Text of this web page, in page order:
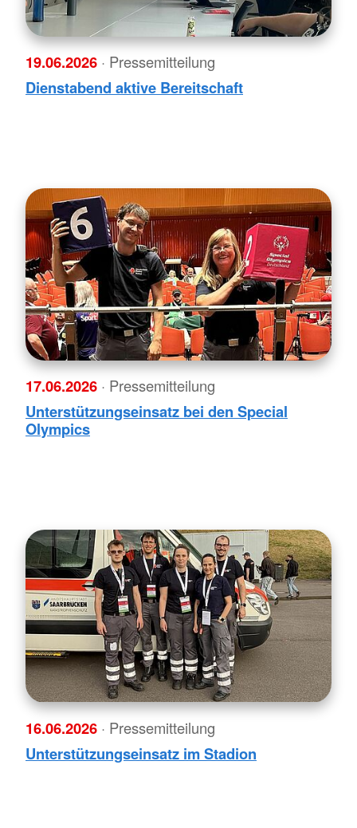
19.06.2026 · Pressemitteilung
Dienstabend aktive Bereitschaft
17.06.2026 · Pressemitteilung
Unterstützungseinsatz bei den Special
Olympics
16.06.2026 · Pressemitteilung
Unterstützungseinsatz im Stadion